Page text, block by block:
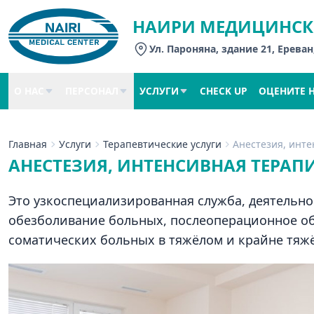
НАИРИ
Ул. Пароняна, здание 21,
УСЛУГИ CHECK UP ОЦЕНИТЕ
Главная Услуги Терапевтические услуги Анестезия,
АНЕСТЕЗИЯ, ИНТЕНСИВНАЯ
Это узкоспециализированная служба,
обезболивание больных, послеоперационное
соматических больных в тяжёлом и крайне